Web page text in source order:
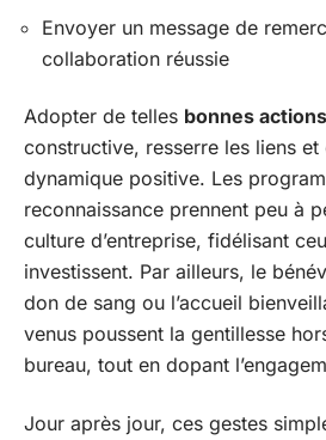
Envoyer un message de
collaboration réussie
Adopter de telles bonnes actions
constructive, resserre les liens et
dynamique positive. Les
reconnaissance prennent peu à
culture d’entreprise, fidélisant
investissent. Par ailleurs, le
don de sang ou l’accueil
venus poussent la gentillesse
bureau, tout en dopant
Jour après jour, ces gestes